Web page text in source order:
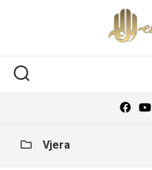
Vjera